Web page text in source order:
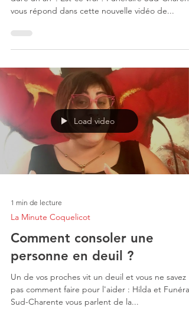
vous répond dans cette nouvelle vidéo de...
Load video
1 min de lecture
La Minute Coquelicot
Comment consoler une
personne en deuil ?
Un de vos proches vit un deuil et vous ne savez
pas comment faire pour l'aider : Hilda et
Sud-Charente vous parlent de la...